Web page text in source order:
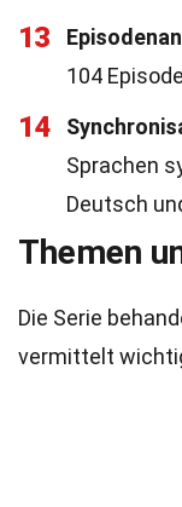
13
104
14
Sprachen
Deutsch
Themen
Die Serie
vermittelt